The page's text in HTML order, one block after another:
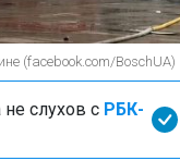
(facebook.com/BoschUA)
слухов с РБК-